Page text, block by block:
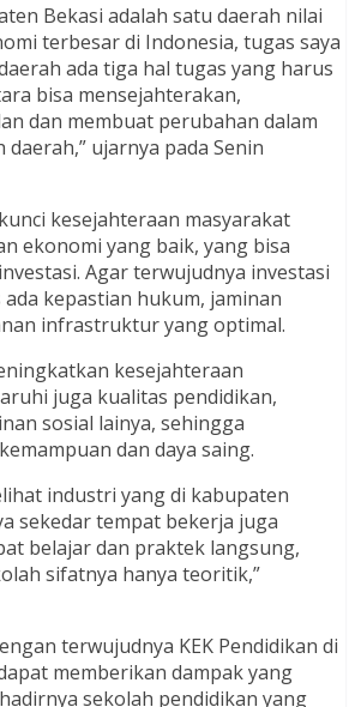
Bekasi adalah satu daerah nilai
terbesar di Indonesia, tugas saya
ada tiga hal tugas yang harus
bisa mensejahterakan,
dan membuat perubahan dalam
ujarnya pada Senin
kesejahteraan masyarakat
ekonomi yang baik, yang bisa
Agar terwujudnya investasi
kepastian hukum, jaminan
infrastruktur yang optimal.
kesejahteraan
juga kualitas pendidikan,
sosial lainya, sehingga
dan daya saing.
industri yang di kabupaten
sekedar tempat bekerja juga
belajar dan praktek langsung,
sifatnya hanya teoritik,”
terwujudnya KEK Pendidikan di
memberikan dampak yang
sekolah pendidikan yang